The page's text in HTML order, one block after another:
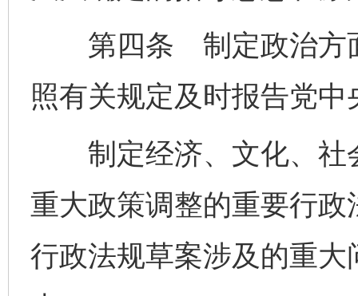
第四条 制定政治方面
照有关规定及时报告党中
制定经济、文化、社
重大政策调整的重要行
行政法规草案涉及的重